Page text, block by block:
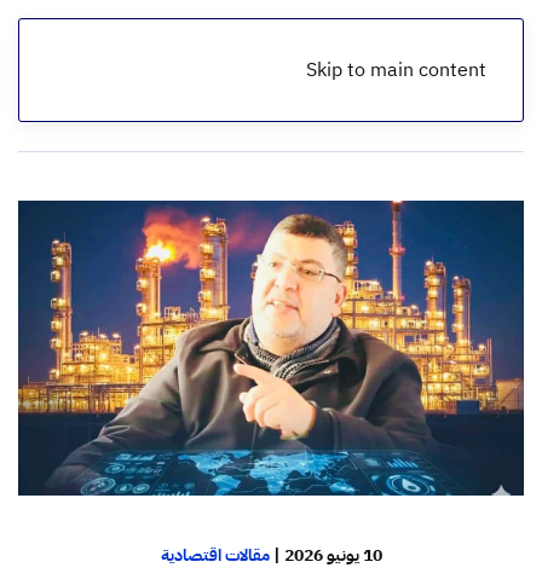
Skip to main content
الرئيسية
10 يونيو 2026 |مقالات اقتصادية